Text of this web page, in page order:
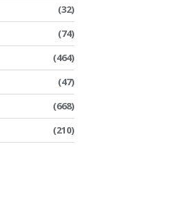
(32)
(74)
(464)
(47)
(668)
(210)